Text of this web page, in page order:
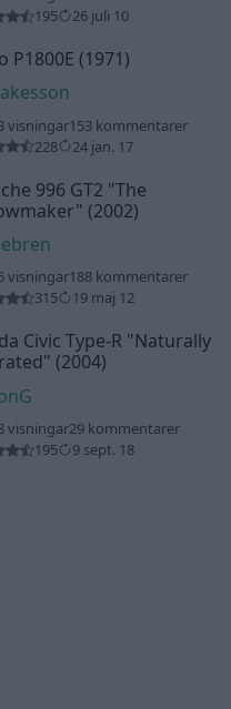
195
26 juli 10
P1800E (1971)
visningar153 kommentarer
228
24 jan. 17
996 GT2 "The
(2002)
visningar188 kommentarer
315
19 maj 12
Civic Type-R "Naturally
(2004)
visningar29 kommentarer
195
9 sept. 18